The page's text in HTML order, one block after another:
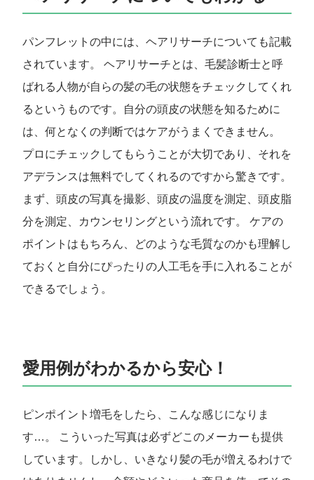
パンフレットの中には、ヘアリサーチについても記載
されています。 ヘアリサーチとは、毛髪診断士と呼
ばれる人物が自らの髪の毛の状態をチェックしてくれ
るというものです。自分の頭皮の状態を知るために
は、何となくの判断ではケアがうまくできません。
プロにチェックしてもらうことが大切であり、それを
アデランスは無料でしてくれるのですから驚きです。
まず、頭皮の写真を撮影、頭皮の温度を測定、頭皮脂
分を測定、カウンセリングという流れです。 ケアの
ポイントはもちろん、どのような毛質なのかも理解し
ておくと自分にぴったりの人工毛を手に入れることが
できるでしょう。
愛用例がわかるから安心！
ピンポイント増毛をしたら、こんな感じになりま
す…。 こういった写真は必ずどこのメーカーも提供
しています。しかし、いきなり髪の毛が増えるわけで